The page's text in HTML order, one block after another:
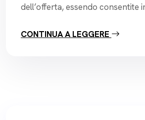
dell’offerta, essendo consentite
sottostimate e sovrastimate,
CONTINUA A LEGGERE